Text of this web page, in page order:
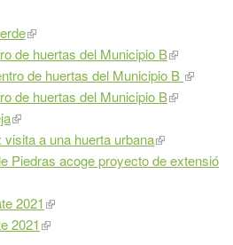
de huertas del Municipio B
de huertas del Municipio B
de huertas del Municipio B
a una huerta urbana
Piedras acoge proyecto de extensió
2021
2021